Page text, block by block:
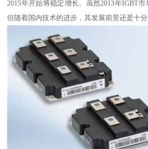
2015年开始将稳定增长。虽然2013年IGBT市
但随着国内技术的进步，其发展前景还是十分